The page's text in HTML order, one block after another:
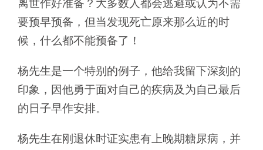
离世作好准备？大多数人都会逃避或认为不需
要预早预备，但当发现死亡原来那么近的时
候，什么都不能预备了！
杨先生是一个特别的例子，他给我留下深刻的
印象，因他勇于面对自己的疾病及为自己最后
的日子早作安排。
杨先生在刚退休时证实患有上晚期糖尿病，并